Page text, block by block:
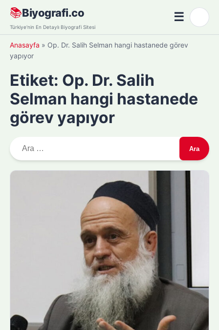
Skip
content
📚Biyografi.co
Türkiye'nin En Detaylı Biyografi Sitesi
☰Menü
Anasayfa » Op. Dr. Salih Selman hangi hastanede görev
yapıyor
Etiket: Op. Dr. Salih
Selman hangi hastanede
görev yapıyor
r